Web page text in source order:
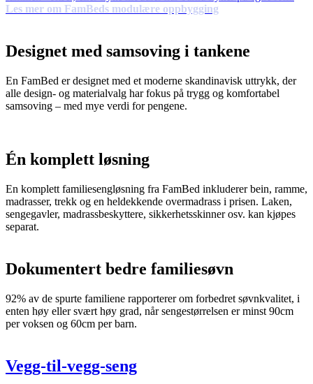
Les mer om FamBeds modulære oppbygging
Designet med samsoving i tankene
En FamBed er designet med et moderne skandinavisk uttrykk, der
alle design- og materialvalg har fokus på trygg og komfortabel
samsoving – med mye verdi for pengene.
Én komplett løsning
En komplett familiesengløsning fra FamBed inkluderer bein, ramme,
madrasser, trekk og en heldekkende overmadrass i prisen. Laken,
sengegavler, madrassbeskyttere, sikkerhetsskinner osv. kan kjøpes
separat.
Dokumentert bedre familiesøvn
92% av de spurte familiene rapporterer om forbedret søvnkvalitet, i
enten høy eller svært høy grad, når sengestørrelsen er minst 90cm
per voksen og 60cm per barn.
Vegg-til-vegg-seng